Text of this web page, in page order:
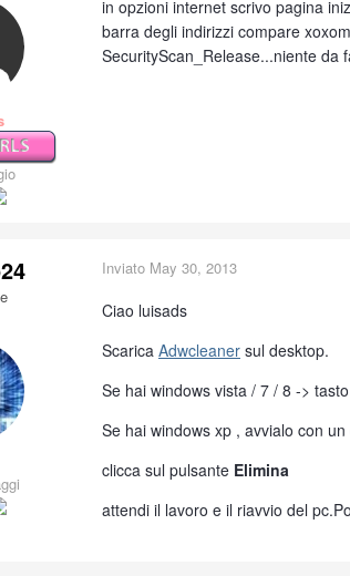
in opzioni internet scrivo pagina
barra degli indirizzi compare
SecurityScan_Release...niente da
Inviato May 30, 2013
Ciao luisads
Scarica Adwcleaner sul desktop.
Se hai windows vista / 7 / 8 ->
Se hai windows xp , avvialo con
clicca sul pulsante Elimina
attendi il lavoro e il riavvio del